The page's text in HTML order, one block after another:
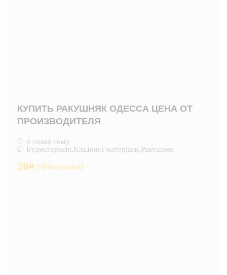
КУПИТЬ РАКУШНЯК ОДЕССА ЦЕНА ОТ
ПРОИЗВОДИТЕЛЯ
4 тижні тому
Будматеріали,Кладочні матеріали,Ракушняк
20₴ (Фіксована)